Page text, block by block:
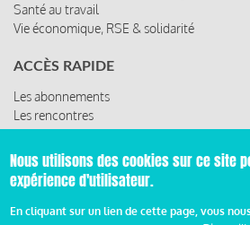
Santé au travail
Vie économique, RSE & solidarité
ACCÈS RAPIDE
Les abonnements
Les rencontres
Les ressources
© 2019 Miroir Social - Réalisé
Nous utilisons des cookies sur ce site
expérience d'utilisateur.
En cliquant sur un lien de cette page, vous